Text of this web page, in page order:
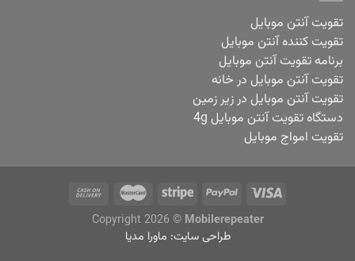
تقویت آنتن موبایل
تقویت کننده آنتن موبایل
برنامه تقویت آنتن موبایل
تقویت آنتن موبایل در خانه
تقویت آنتن موبایل در زیر زمین
دستگاه تقویت آنتن موبایل 4g
تقویت امواج موبایل
Copyright 2026 © Mobilerepeater
طراحی سایت: ماورا مدیا